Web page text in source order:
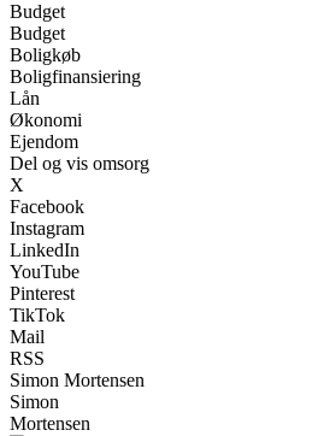
Budget
Budget
Boligkøb
Boligfinansiering
Lån
Økonomi
Ejendom
Del og vis omsorg
X
Facebook
Instagram
LinkedIn
YouTube
Pinterest
TikTok
Mail
RSS
Simon Mortensen
Simon
Mortensen